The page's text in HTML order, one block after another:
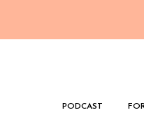
PODCAST